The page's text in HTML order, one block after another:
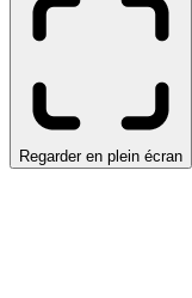
Regarder en plein écran